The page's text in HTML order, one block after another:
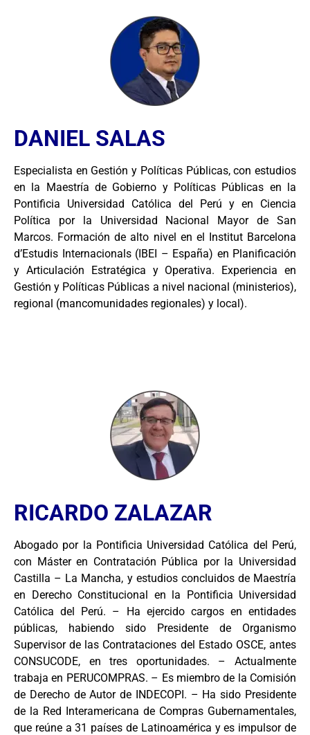
DANIEL SALAS
Especialista en Gestión y Políticas Públicas, con estudios
en la Maestría de Gobierno y Políticas Públicas en la
Pontificia Universidad Católica del Perú y en Ciencia
Política por la Universidad Nacional Mayor de San
Marcos. Formación de alto nivel en el Institut Barcelona
d’Estudis Internacionals (IBEI – España) en Planificación
y Articulación Estratégica y Operativa. Experiencia en
Gestión y Políticas Públicas a nivel nacional (ministerios),
regional (mancomunidades regionales) y local).
RICARDO ZALAZAR
Abogado por la Pontificia Universidad Católica del Perú,
con Máster en Contratación Pública por la Universidad
Castilla – La Mancha, y estudios concluidos de Maestría
en Derecho Constitucional en la Pontificia Universidad
Católica del Perú. – Ha ejercido cargos en entidades
públicas, habiendo sido Presidente de Organismo
Supervisor de las Contrataciones del Estado OSCE, antes
CONSUCODE, en tres oportunidades. – Actualmente
trabaja en PERUCOMPRAS. – Es miembro de la Comisión
de Derecho de Autor de INDECOPI. – Ha sido Presidente
de la Red Interamericana de Compras Gubernamentales,
que reúne a 31 países de Latinoamérica y es impulsor de